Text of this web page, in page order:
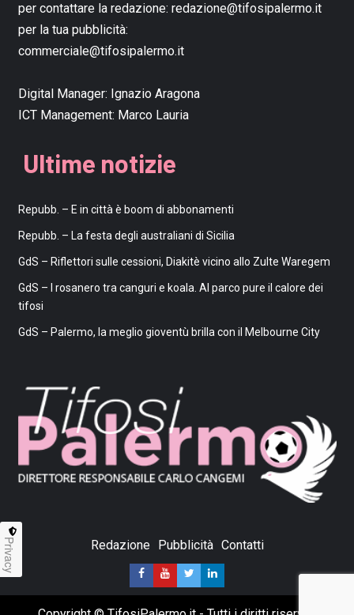
per contattare la redazione: redazione@tifosipalermo.it
per la tua pubblicità:
commerciale@tifosipalermo.it
Digital Manager: Ignazio Aragona
ICT Management: Marco Lauria
Ultime notizie
Repubb. – E in città è boom di abbonamenti
Repubb. – La festa degli australiani di Sicilia
GdS – Riflettori sulle cessioni, Diakitè vicino allo Zulte Waregem
GdS – I rosanero tra canguri e koala. Al parco pure il calore dei
tifosi
GdS – Palermo, la meglio gioventù brilla con il Melbourne City
Redazione Pubblicità Contatti
Privacy